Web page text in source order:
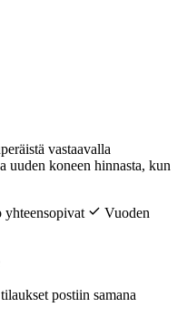
vastaavalla
uuden koneen hinnasta, kun
yhteensopivat
Vuoden
postiin samana